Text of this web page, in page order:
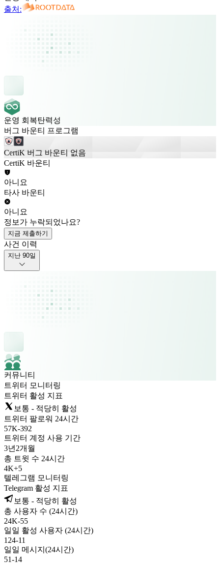
출처:
운영 회복탄력성
버그 바운티 프로그램
CertiK 버그 바운티 없음
CertiK 바운티
아니요
타사 바운티
아니요
정보가 누락되었나요?
지금 제출하기
사건 이력
지난 90일
커뮤니티
트위터 모니터링
트위터 활성 지표
보통 - 적당히 활성
트위터 팔로워 24시간
57K-392
트위터 계정 사용 기간
3년 2개월
총 트윗 수 24시간
4K+5
텔레그램 모니터링
Telegram 활성 지표
보통 - 적당히 활성
총 사용자 수 (24시간)
24K-55
일일 활성 사용자 (24시간)
124-11
일일 메시지(24시간)
51-14